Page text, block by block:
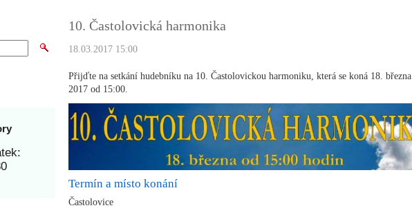
10. Častolovická harmonika
18.03.2017 15:00
Přijďte na setkání hudebníku na 10. Častolovickou harmoniku, která se koná 18. března
2017 od 15:00.
Termín a místo konání
Častolovice